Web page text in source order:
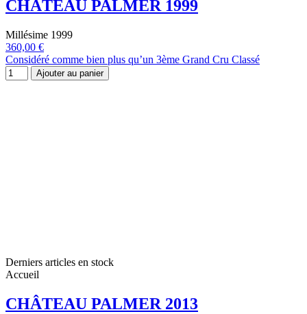
CHÂTEAU PALMER 1999
Millésime 1999
360,00 €
Considéré comme bien plus qu’un 3ème Grand Cru Classé
Ajouter au panier
Derniers articles en stock
Accueil
CHÂTEAU PALMER 2013